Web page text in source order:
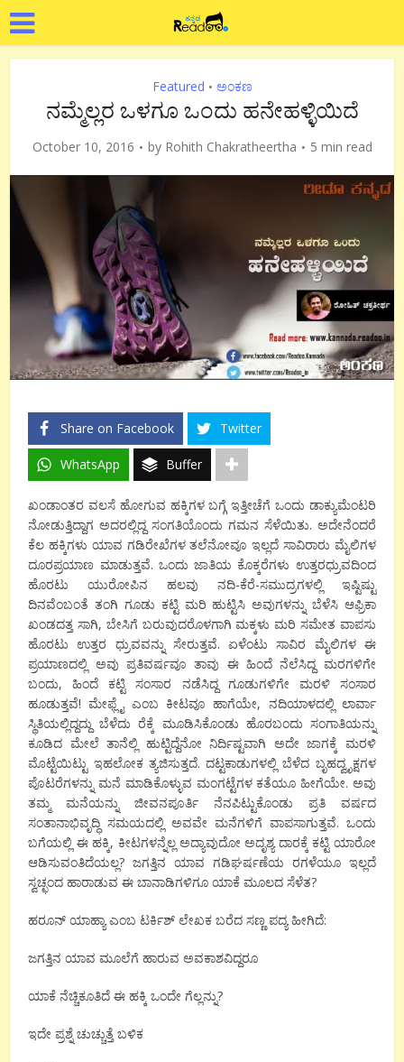
Featured • ಅಂಕಣ
ನಮ್ಮೆಲ್ಲರ ಒಳಗೂ ಒಂದು ಹನೇಹಳ್ಳಿಯಿದೆ
October 10, 2016 by Rohith Chakratheertha 5 min read
Share on Facebook Twitter
WhatsApp Buffer
ಖಂಡಾಂತರ ವಲಸೆ ಹೋಗುವ ಹಕ್ಕಿಗಳ ಬಗ್ಗೆ ಇತ್ತೀಚೆಗೆ ಒಂದು ಡಾಕ್ಯುಮೆಂಟರಿ
ನೋಡುತ್ತಿದ್ದಾಗ ಅದರಲ್ಲಿದ್ದ ಸಂಗತಿಯೊಂದು ಗಮನ ಸೆಳೆಯಿತು. ಅದೇನೆಂದರೆ
ಕೆಲ ಹಕ್ಕಿಗಳು ಯಾವ ಗಡಿರೇಖೆಗಳ ತಲೆನೋವೂ ಇಲ್ಲದೆ ಸಾವಿರಾರು ಮೈಲಿಗಳ
ದೂರಪ್ರಯಾಣ ಮಾಡುತ್ತವೆ. ಒಂದು ಜಾತಿಯ ಕೊಕ್ಕರೆಗಳು ಉತ್ತರಧ್ರುವದಿಂದ
ಹೊರಟು ಯುರೋಪಿನ ಹಲವು ನದಿ-ಕೆರೆ-ಸಮುದ್ರಗಳಲ್ಲಿ ಇಷ್ಟಿಷ್ಟು
ದಿನವೆಂಬಂತೆ ತಂಗಿ ಗೂಡು ಕಟ್ಟಿ ಮರಿ ಹುಟ್ಟಿಸಿ ಅವುಗಳನ್ನು ಬೆಳೆಸಿ ಆಫ್ರಿಕಾ
ಖಂಡದತ್ತ ಸಾಗಿ, ಬೇಸಿಗೆ ಬರುವುದರೊಳಗಾಗಿ ಮಕ್ಕಳು ಮರಿ ಸಮೇತ ವಾಪಸು
ಹೊರಟು ಉತ್ತರ ಧ್ರುವವನ್ನು ಸೇರುತ್ತವೆ. ಏಳೆಂಟು ಸಾವಿರ ಮೈಲಿಗಳ ಈ
ಪ್ರಯಾಣದಲ್ಲಿ ಅವು ಪ್ರತಿವರ್ಷವೂ ತಾವು ಈ ಹಿಂದೆ ನೆಲೆಸಿದ್ದ ಮರಗಳಿಗೇ
ಬಂದು, ಹಿಂದೆ ಕಟ್ಟಿ ಸಂಸಾರ ನಡೆಸಿದ್ದ ಗೂಡುಗಳಿಗೇ ಮರಳಿ ಸಂಸಾರ
ಹೂಡುತ್ತವೆ! ಮೇಫ್ಲೈ ಎಂಬ ಕೀಟವೂ ಹಾಗೆಯೇ, ನದಿಯಾಳದಲ್ಲಿ ಲಾರ್ವಾ
ಸ್ಥಿತಿಯಲ್ಲಿದ್ದದ್ದು ಬೆಳೆದು ರೆಕ್ಕೆ ಮೂಡಿಸಿಕೊಂಡು ಹೊರಬಂದು ಸಂಗಾತಿಯನ್ನು
ಕೂಡಿದ ಮೇಲೆ ತಾನೆಲ್ಲಿ ಹುಟ್ಟಿದ್ದೆನೋ ನಿರ್ದಿಷ್ಟವಾಗಿ ಅದೇ ಜಾಗಕ್ಕೆ ಮರಳಿ
ಮೊಟ್ಟೆಯಿಟ್ಟು ಇಹಲೋಕ ತ್ಯಜಿಸುತ್ತದೆ. ದಟ್ಟಕಾಡುಗಳಲ್ಲಿ ಬೆಳೆದ ಬೃಹದ್ವೃಕ್ಷಗಳ
ಪೊಟರೆಗಳನ್ನು ಮನೆ ಮಾಡಿಕೊಳ್ಳುವ ಮಂಗಟ್ಟೆಗಳ ಕತೆಯೂ ಹೀಗೆಯೇ. ಅವು
ತಮ್ಮ ಮನೆಯನ್ನು ಜೀವನಪೂರ್ತಿ ನೆನಪಿಟ್ಟುಕೊಂಡು ಪ್ರತಿ ವರ್ಷದ
ಸಂತಾನಾಭಿವೃದ್ಧಿ ಸಮಯದಲ್ಲಿ ಅವವೇ ಮನೆಗಳಿಗೆ ವಾಪಸಾಗುತ್ತವೆ. ಒಂದು
ಬಗೆಯಲ್ಲಿ ಈ ಹಕ್ಕಿ, ಕೀಟಗಳನ್ನೆಲ್ಲ ಅದ್ಯಾವುದೋ ಅದೃಶ್ಯ ದಾರಕ್ಕೆ ಕಟ್ಟಿ ಯಾರೋ
ಆಡಿಸುವಂತಿದೆಯಲ್ಲ? ಜಗತ್ತಿನ ಯಾವ ಗಡಿಘರ್ಷಣೆಯ ರಗಳೆಯೂ ಇಲ್ಲದೆ
ಸ್ವಚ್ಛಂದ ಹಾರಾಡುವ ಈ ಬಾನಾಡಿಗಳಿಗೂ ಯಾಕೆ ಮೂಲದ ಸೆಳೆತ?
ಹರೂನ್ ಯಾಹ್ಯಾ ಎಂಬ ಟರ್ಕಿಶ್ ಲೇಖಕ ಬರೆದ ಸಣ್ಣ ಪದ್ಯ ಹೀಗಿದೆ:
ಜಗತ್ತಿನ ಯಾವ ಮೂಲೆಗೆ ಹಾರುವ ಅವಕಾಶವಿದ್ದರೂ
ಯಾಕೆ ನೆಚ್ಚಿಕೂತಿದೆ ಈ ಹಕ್ಕಿ ಒಂದೇ ಗೆಲ್ಲನ್ನು?
ಇದೇ ಪ್ರಶ್ನೆ ಚುಚ್ಚುತ್ತೆ ಬಳಿಕ